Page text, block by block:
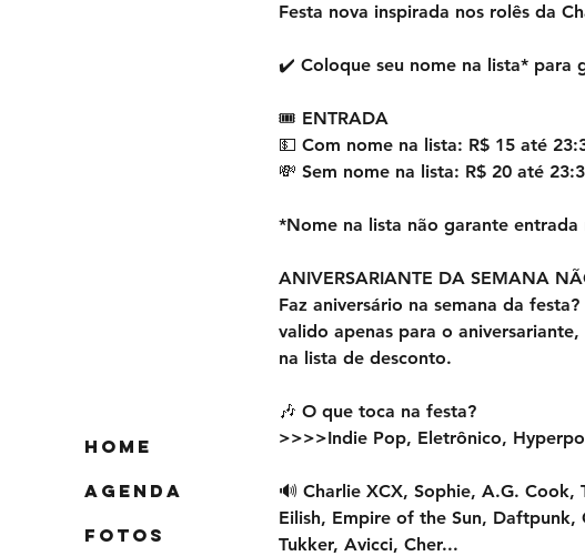
Home
Agenda
FOTOS
Festa nova inspirada nos rolês da
✔️ Coloque seu nome na lista* para
🎟 ENTRADA
💵 Com nome na lista: R$ 15 até
💸 Sem nome na lista: R$ 20 até
*Nome na lista não garante
ANIVERSARIANTE DA SEMANA
Faz aniversário na semana da
valido apenas para o
na lista de desconto.
🎶 O que toca na festa?
>>>>Indie Pop, Eletrônico,
🔊 Charlie XCX, Sophie, A.G. Cook,
Eilish, Empire of the Sun, Daftpunk,
Tukker, Avicci, Cher...